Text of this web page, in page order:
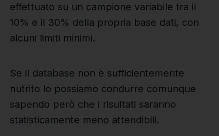
effettuato su un campione variabile tra il
10% e il 30% della propria base dati, con
alcuni limiti minimi.
Se il database non è sufficientemente
nutrito lo possiamo condurre comunque
sapendo però che i risultati saranno
statisticamente meno attendibili.